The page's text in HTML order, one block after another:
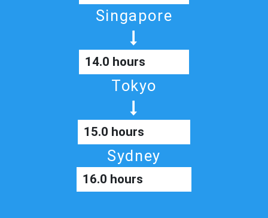
Singapore
14.0 hours
Tokyo
15.0 hours
Sydney
16.0 hours